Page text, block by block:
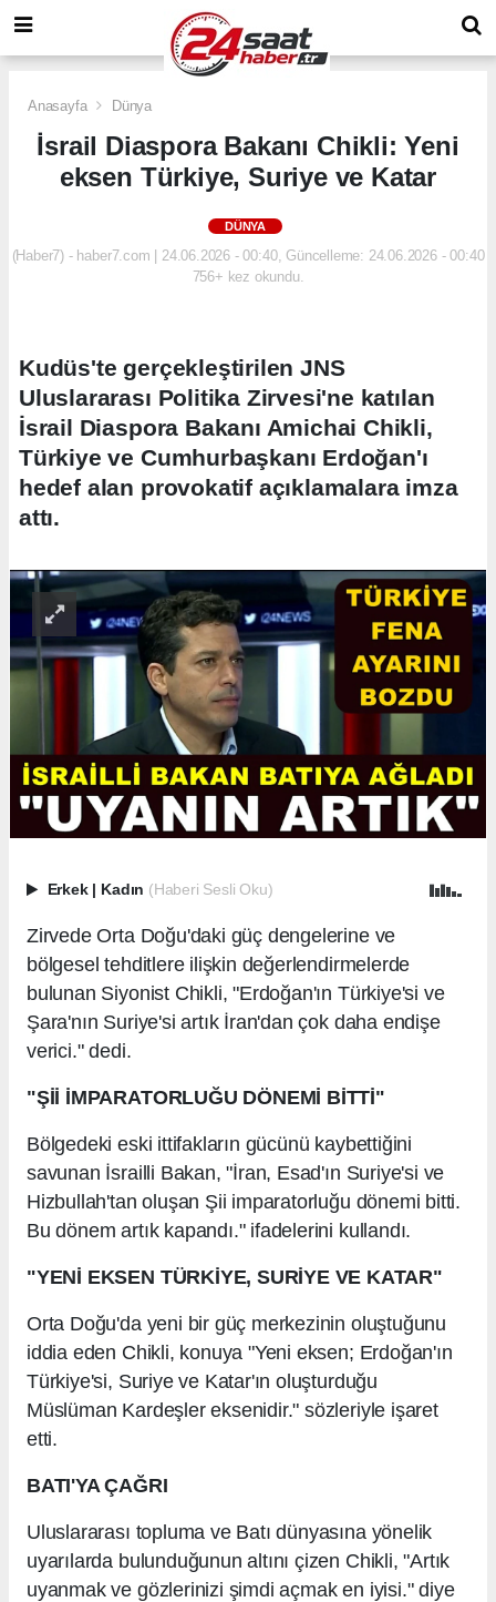
Anasayfa Dünya
İsrail Diaspora Bakanı Chikli: Yeni
eksen Türkiye, Suriye ve Katar
DÜNYA
(Haber7) - haber7.com | 24.06.2026 - 00:40, Güncelleme: 24.06.2026 - 00:40
756+ kez okundu.
Kudüs'te gerçekleştirilen JNS
Uluslararası Politika Zirvesi'ne katılan
İsrail Diaspora Bakanı Amichai Chikli,
Türkiye ve Cumhurbaşkanı Erdoğan'ı
hedef alan provokatif açıklamalara imza
attı.
Erkek | Kadın (Haberi Sesli Oku)
Zirvede Orta Doğu'daki güç dengelerine ve
bölgesel tehditlere ilişkin değerlendirmelerde
bulunan Siyonist Chikli, "Erdoğan'ın Türkiye'si ve
Şara'nın Suriye'si artık İran'dan çok daha endişe
verici." dedi.
"Şİİ İMPARATORLUĞU DÖNEMİ BİTTİ"
Bölgedeki eski ittifakların gücünü kaybettiğini
savunan İsrailli Bakan, "İran, Esad'ın Suriye'si ve
Hizbullah'tan oluşan Şii imparatorluğu dönemi bitti.
Bu dönem artık kapandı." ifadelerini kullandı.
"YENİ EKSEN TÜRKİYE, SURİYE VE KATAR"
Orta Doğu'da yeni bir güç merkezinin oluştuğunu
iddia eden Chikli, konuya "Yeni eksen; Erdoğan'ın
Türkiye'si, Suriye ve Katar'ın oluşturduğu
Müslüman Kardeşler eksenidir." sözleriyle işaret
etti.
BATI'YA ÇAĞRI
Uluslararası topluma ve Batı dünyasına yönelik
uyarılarda bulunduğunun altını çizen Chikli, "Artık
uyanmak ve gözlerinizi şimdi açmak en iyisi." diye